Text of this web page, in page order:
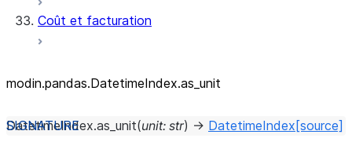
Coût et facturation
modin.pandas.DatetimeIndex.as_ unit
DatetimeIndex.as_unit(unit: str) → DatetimeIndex [source]